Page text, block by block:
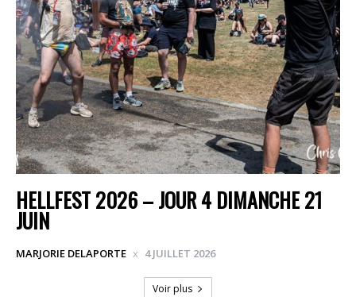
HELLFEST 2026 – JOUR 4 DIMANCHE 21
JUIN
MARJORIE DELAPORTE 4 JUILLET 2026
Voir plus